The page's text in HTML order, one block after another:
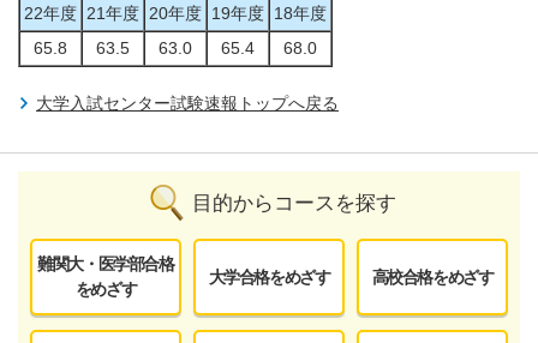
22年度 21年度 20年度 19年度 18年度
65.8
63.5 63.0 65.4 68.0
大学入試センター試験速報トップへ戻る
目的からコースを探す
難関大・医学部合格
をめざす
大学合格をめざす 高校合格をめざす